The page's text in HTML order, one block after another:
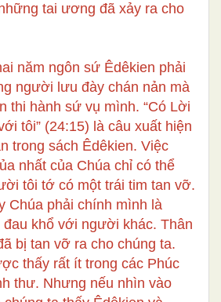
tai ương đã xảy ra cho
năm ngôn sứ Êdêkien phải
người lưu đày chán nản mà
thi hành sứ vụ mình. “Có Lời
tôi” (24:15) là câu xuất hiện
trong sách Êdêkien. Việc
nhất của Chúa chỉ có thể
tôi tớ có một trái tim tan vỡ.
Chúa phải chính mình là
khổ với người khác. Thân
bị tan vỡ ra cho chúng ta.
thấy rất ít trong các Phúc
thư. Nhưng nếu nhìn vào